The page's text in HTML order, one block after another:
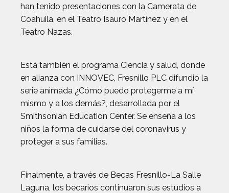
han tenido presentaciones con la Camerata de
Coahuila, en el Teatro Isauro Martínez y en el
Teatro Nazas.
Está también el programa Ciencia y salud, donde
en alianza con INNOVEC, Fresnillo PLC difundió la
serie animada ¿Cómo puedo protegerme a mí
mismo y a los demás?, desarrollada por el
Smithsonian Education Center. Se enseña a los
niños la forma de cuidarse del coronavirus y
proteger a sus familias.
Finalmente, a través de Becas Fresnillo-La Salle
Laguna, los becarios continuaron sus estudios a